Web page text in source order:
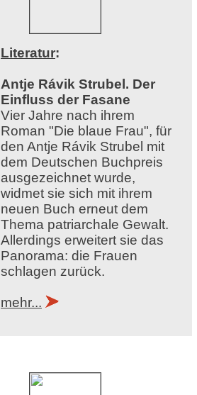
Literatur:
Antje Rávik Strubel. Der
Einfluss der Fasane
Vier Jahre nach ihrem
Roman "Die blaue Frau", für
den Antje Rávik Strubel mit
dem Deutschen Buchpreis
ausgezeichnet wurde,
widmet sie sich mit ihrem
neuen Buch erneut dem
Thema patriarchale Gewalt.
Allerdings erweitert sie das
Panorama: die Frauen
schlagen zurück.
mehr...